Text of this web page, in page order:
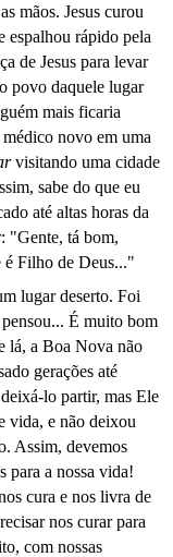
mãos. Jesus curou
espalhou rápido pela
de Jesus para levar
povo daquele lugar
mais ficaria
novo em uma
visitando uma cidade
sabe do que eu
até altas horas da
"Gente, tá bom,
é Filho de Deus..."
lugar deserto. Foi
É muito bom
lá, a Boa Nova não
gerações até
lo partir, mas Ele
vida, e não deixou
Assim, devemos
para a nossa vida!
cura e nos livra de
nos curar para
com nossas